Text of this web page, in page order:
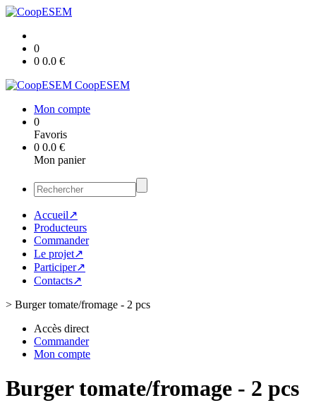
0
0 0.0 €
CoopESEM
Mon compte
0
Favoris
0 0.0 €
Mon panier
Accueil↗
Producteurs
Commander
Le projet↗
Participer↗
Contacts↗
> Burger tomate/fromage - 2 pcs
Accès direct
Commander
Mon compte
Burger tomate/fromage - 2 pcs